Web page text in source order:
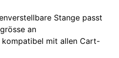
Stange passt
an
kompatibel mit allen Cart-